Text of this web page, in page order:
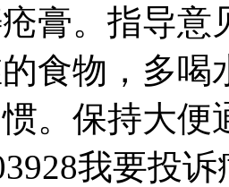
膏。指导
食物，多喝
。保持大便
我要投